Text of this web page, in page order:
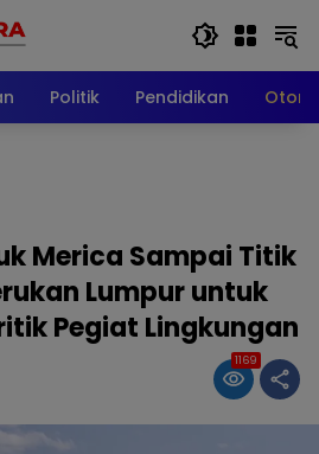
Politik Pendidikan
Merica Sampai Titik
Lumpur untuk
Pegiat Lingkungan
1169